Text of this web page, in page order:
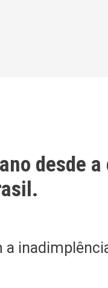
desde